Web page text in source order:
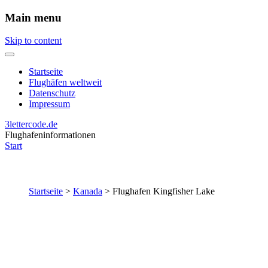
Main menu
Skip to content
Startseite
Flughäfen weltweit
Datenschutz
Impressum
3lettercode.de
Flughafeninformationen
Start
Startseite > Kanada > Flughafen Kingfisher Lake